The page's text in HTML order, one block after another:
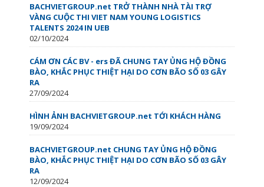
BACHVIETGROUP.net TRỞ THÀNH NHÀ TÀI TRỢ
VÀNG CUỘC THI VIET NAM YOUNG LOGISTICS
TALENTS 2024 IN UEB
02/10/2024
CÁM ƠN CÁC BV - ers ĐÃ CHUNG TAY ỦNG HỘ ĐỒNG
BÀO, KHẮC PHỤC THIỆT HẠI DO CƠN BÃO SỐ 03 GÂY
RA
27/09/2024
HÌNH ẢNH BACHVIETGROUP.net TỚI KHÁCH HÀNG
19/09/2024
BACHVIETGROUP.net CHUNG TAY ỦNG HỘ ĐỒNG
BÀO, KHẮC PHỤC THIỆT HẠI DO CƠN BÃO SỐ 03 GÂY
RA
12/09/2024